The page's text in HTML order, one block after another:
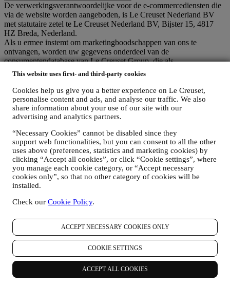
This website uses first- and third-party cookies
Cookies help us give you a better experience on Le Creuset,
personalise content and ads, and analyse our traffic. We also
share information about your use of our site with our
advertising and analytics partners.
“Necessary Cookies” cannot be disabled since they
support web functionalities, but you can consent to all the other
uses above (preferences, statistics and marketing cookies) by
clicking “Accept all cookies”, or click “Cookie settings”, where
you manage each cookie category, or “Accept necessary
cookies only”, so that no other category of cookies will be
installed.
Check our Cookie Policy.
ACCEPT NECESSARY COOKIES ONLY
COOKIE SETTINGS
ACCEPT ALL COOKIES
De verwerkingsverantwoordelijke voor de e-commercediensten die
via de website worden aangeboden, is Le Creuset Nederland BV
met statutaire zetel te Le Creuset Nederland BV, Bijster 15, 4817
HZ Breda, Nederland.
Als u ermee instemt om marketingboodschappen van ons te
ontvangen, worden uw gegevens onderdeel van de
consumentendatabase van Le Creuset Group, die als
gegevensbeheerder wordt beheerd door Le Creuset Group AG, met
het kantoor in Hofstrasse 1A,Neuhofstrasse 4 , Baar, Zugo, 6340
Zwitserland (die Le Creuset SL, BTW-nummer B62153630, met
kantoor in Paseo de Gracia 9, 2º, 08007 Barcelona, Spanje, heeft
aangesteld als vertegenwoordiger in de EU), op basis van een
overeenkomst tot gezamenlijke zeggenschap die in wezen voorziet
algemene strategie met betrekking tot marketing en
gepersonaliseerde klantervaring; (b) lokale Le Creuset-entiteiten die
profiteren van deze strategie en deze uitvoeren, alsmede
onafhankelijk marketingcommunicatie/initiatieven ontwikkelen op
lokaal niveau (binnen een bepaald land); (c) beide gezamenlijk
beheerders die nodig zijn om de verzoeken van uw betrokkene om
rechten af te handelen.
3. WAAROM VERZAMELEN WIJ DEZE GEGEVENS?
VOOR ONZE WETTELIJKE VERPLICHTINGEN
Mogelijk moeten we bepaalde gegevens over u verwerken om
te voldoen aan onze wettelijke verplichtingen en andere
verplichtingen die voortvloeien uit instructies van de overheid.
OM EEN LE CREUSET-ACCOUNT AAN TE MAKEN
We zullen uw gegevens gebruiken om een Le Creuset-